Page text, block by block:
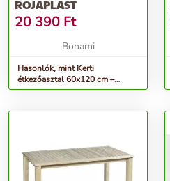
ROJAPLAST
20 390 Ft
Bonami
Hasonlók, mint Kerti
étkezőasztal 60x120 cm –
Rojaplast